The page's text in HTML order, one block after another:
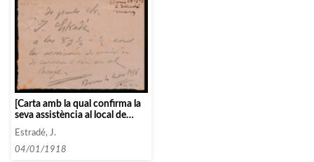
[Carta amb la qual confirma la
seva assistència al local de
Estradé, J.
04/01/1918